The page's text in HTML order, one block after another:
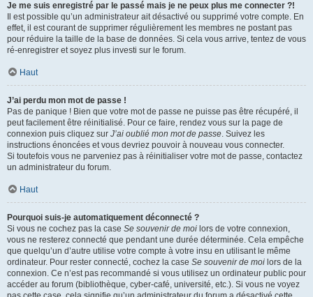
Je me suis enregistré par le passé mais je ne peux plus me connecter ?!
Il est possible qu’un administrateur ait désactivé ou supprimé votre compte. En
effet, il est courant de supprimer régulièrement les membres ne postant pas
pour réduire la taille de la base de données. Si cela vous arrive, tentez de vous
ré-enregistrer et soyez plus investi sur le forum.
Haut
J’ai perdu mon mot de passe !
Pas de panique ! Bien que votre mot de passe ne puisse pas être récupéré, il
peut facilement être réinitialisé. Pour ce faire, rendez vous sur la page de
connexion puis cliquez sur J’ai oublié mon mot de passe. Suivez les
instructions énoncées et vous devriez pouvoir à nouveau vous connecter.
Si toutefois vous ne parveniez pas à réinitialiser votre mot de passe, contactez
un administrateur du forum.
Haut
Pourquoi suis-je automatiquement déconnecté ?
Si vous ne cochez pas la case Se souvenir de moi lors de votre connexion,
vous ne resterez connecté que pendant une durée déterminée. Cela empêche
que quelqu’un d’autre utilise votre compte à votre insu en utilisant le même
ordinateur. Pour rester connecté, cochez la case Se souvenir de moi lors de la
connexion. Ce n’est pas recommandé si vous utilisez un ordinateur public pour
accéder au forum (bibliothèque, cyber-café, université, etc.). Si vous ne voyez